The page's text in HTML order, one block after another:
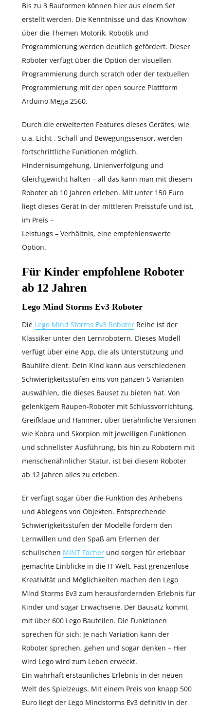
Bis zu 3 Bauformen können hier aus einem Set
erstellt werden. Die Kenntnisse und das Knowhow
über die Themen Motorik, Robotik und
Programmierung werden deutlich gefördert. Dieser
Roboter verfügt über die Option der visuellen
Programmierung durch scratch oder der textuellen
Programmierung mit der open source Plattform
Arduino Mega 2560.
Durch die erweiterten Features dieses Gerätes, wie
u.a. Licht-, Schall und Bewegungssensor, werden
fortschrittliche Funktionen möglich.
Hindernisumgehung, Linienverfolgung und
Gleichgewicht halten – all das kann man mit diesem
Roboter ab 10 Jahren erleben. Mit unter 150 Euro
liegt dieses Gerät in der mittleren Preisstufe und ist,
im Preis –
Leistungs – Verhältnis, eine empfehlenswerte
Option.
Für Kinder empfohlene Roboter
ab 12 Jahren
Lego Mind Storms Ev3 Roboter
Die Lego Mind Storms Ev3 Roboter Reihe ist der
Klassiker unter den Lernrobotern. Dieses Modell
verfügt über eine App, die als Unterstützung und
Bauhilfe dient. Dein Kind kann aus verschiedenen
Schwierigkeitsstufen eins von ganzen 5 Varianten
auswählen, die dieses Bauset zu bieten hat. Von
gelenkigem Raupen-Roboter mit Schlussvorrichtung,
Greifklaue und Hammer, über tierähnliche Versionen
wie Kobra und Skorpion mit jeweiligen Funktionen
und schnellster Ausführung, bis hin zu Robotern mit
menschenähnlicher Statur, ist bei diesem Roboter
ab 12 Jahren alles zu erleben.
Er verfügt sogar über die Funktion des Anhebens
und Ablegens von Objekten. Entsprechende
Schwierigkeitsstufen der Modelle fordern den
Lernwillen und den Spaß am Erlernen der
schulischen MINT Fächer und sorgen für erlebbar
gemachte Einblicke in die IT Welt. Fast grenzenlose
Kreativität und Möglichkeiten machen den Lego
Mind Storms Ev3 zum herausfordernden Erlebnis für
Kinder und sogar Erwachsene. Der Bausatz kommt
mit über 600 Lego Bauteilen. Die Funktionen
sprechen für sich: Je nach Variation kann der
Roboter sprechen, gehen und sogar denken – Hier
wird Lego wird zum Leben erweckt.
Ein wahrhaft erstaunliches Erlebnis in der neuen
Welt des Spielzeugs. Mit einem Preis von knapp 500
Euro liegt der Lego Mindstorms Ev3 definitiv in der